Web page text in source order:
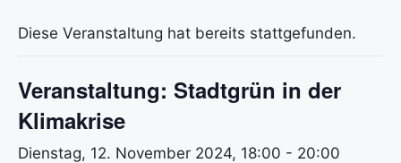
Diese Veranstaltung hat bereits stattgefunden.
Veranstaltung: Stadtgrün in der
Klimakrise
Dienstag, 12. November 2024, 18:00 - 20:00